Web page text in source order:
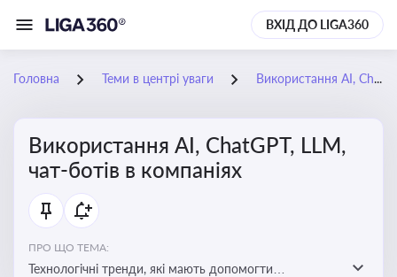
ВХІД ДО LIGA360
Головна Теми в центрі уваги Використання AI, ChatGPT, LLM, чат-ботів в компаніях
Використання AI, ChatGPT, LLM,
чат-ботів в компаніях
ПРО ЩО ТЕМА:
Технологічні тренди, які мають допомогти